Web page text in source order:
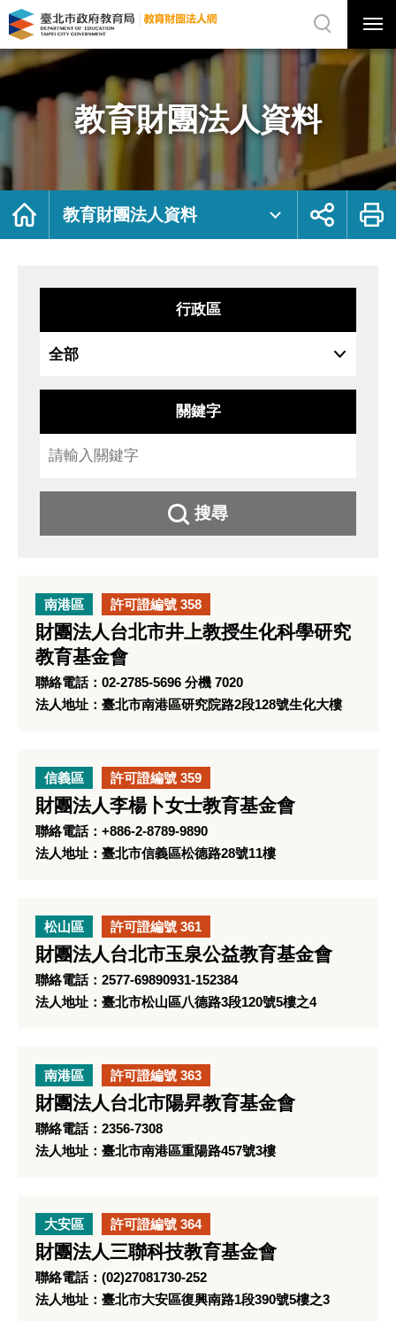
教
育
團
資
料
府
局
法
網
站
選
選
單
關
網
站
尋
教育財團法人資料
首
教育財團法人資料
展
鈕
列
行政區
關鍵字
搜尋
南港區 許可證編號 358
財團法人台北市井上教授生化科學研究
教育基金會
聯絡電話：02-2785-5696 分機 7020
法人地址：臺北市南港區研究院路2段128號生化大樓
信義區 許可證編號 359
財團法人李楊卜女士教育基金會
聯絡電話：+886-2-8789-9890
法人地址：臺北市信義區松德路28號11樓
松山區 許可證編號 361
財團法人台北市玉泉公益教育基金會
聯絡電話：2577-69890931-152384
法人地址：臺北市松山區八德路3段120號5樓之4
南港區 許可證編號 363
財團法人台北市陽昇教育基金會
聯絡電話：2356-7308
法人地址：臺北市南港區重陽路457號3樓
大安區 許可證編號 364
財團法人三聯科技教育基金會
聯絡電話：(02)27081730-252
法人地址：臺北市大安區復興南路1段390號5樓之3